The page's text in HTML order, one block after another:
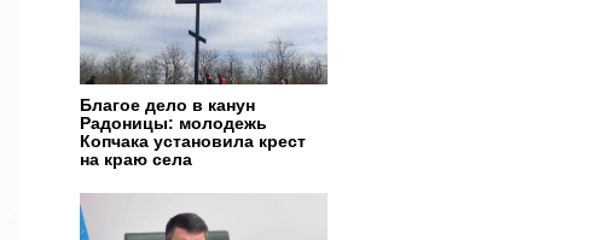
Благое дело в канун
Радоницы: молодежь
Копчака установила крест
на краю села